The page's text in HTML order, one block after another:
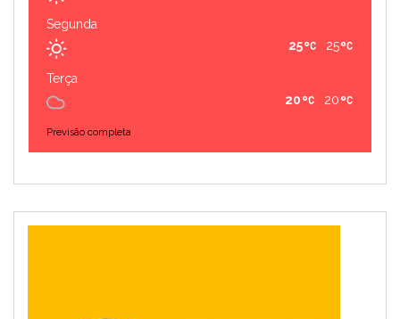
Segunda
25
25
Terça
20
20
Previsão completa